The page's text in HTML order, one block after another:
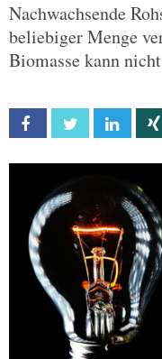
Nachwachsende
beliebiger Menge
Biomasse kann
Facebook Twitter